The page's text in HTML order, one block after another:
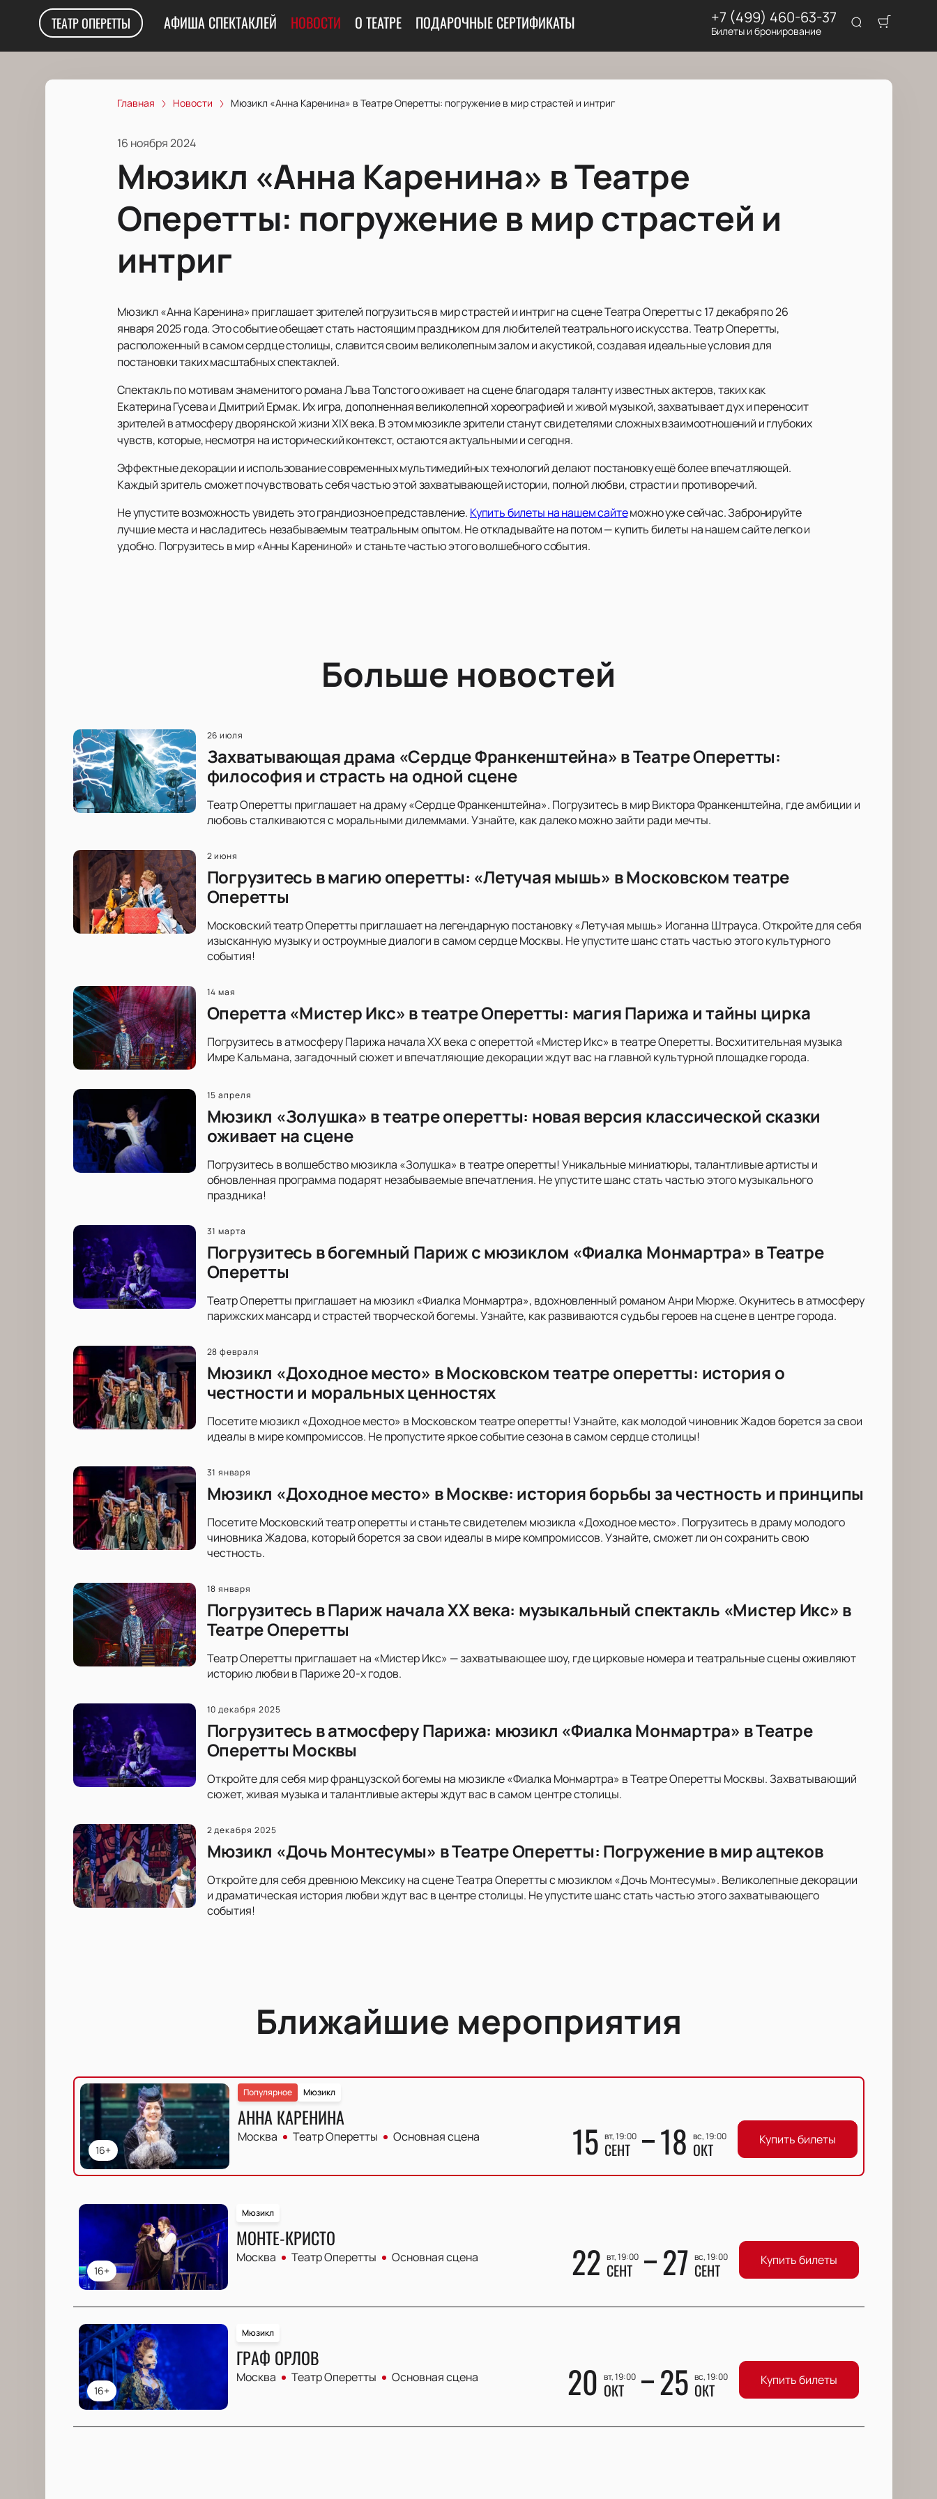
ТЕАТР ОПЕРЕТТЫ АФИША СПЕКТАКЛЕЙ НОВОСТИ О ТЕАТРЕ ПОДАРОЧНЫЕ СЕРТИФИКАТЫ +7 (499) 460-63-37
Билеты и бронирование
Главная Новости Мюзикл «Анна Каренина» в Театре Оперетты: погружение в мир страстей и интриг
16 ноября 2024
Мюзикл «Анна Каренина» в Театре
Оперетты: погружение в мир страстей и
интриг
Мюзикл «Анна Каренина» приглашает зрителей погрузиться в мир страстей и интриг на сцене Театра Оперетты с 17 декабря по 26
января 2025 года. Это событие обещает стать настоящим праздником для любителей театрального искусства. Театр Оперетты,
расположенный в самом сердце столицы, славится своим великолепным залом и акустикой, создавая идеальные условия для
постановки таких масштабных спектаклей.
Спектакль по мотивам знаменитого романа Льва Толстого оживает на сцене благодаря таланту известных актеров, таких как
Екатерина Гусева и Дмитрий Ермак. Их игра, дополненная великолепной хореографией и живой музыкой, захватывает дух и переносит
зрителей в атмосферу дворянской жизни XIX века. В этом мюзикле зрители станут свидетелями сложных взаимоотношений и глубоких
чувств, которые, несмотря на исторический контекст, остаются актуальными и сегодня.
Эффектные декорации и использование современных мультимедийных технологий делают постановку ещё более впечатляющей.
Каждый зритель сможет почувствовать себя частью этой захватывающей истории, полной любви, страсти и противоречий.
Не упустите возможность увидеть это грандиозное представление. Купить билеты на нашем сайтеможно уже сейчас. Забронируйте
лучшие места и насладитесь незабываемым театральным опытом. Не откладывайте на потом — купить билеты на нашем сайте легко и
удобно. Погрузитесь в мир «Анны Карениной» и станьте частью этого волшебного события.
Больше новостей
26 июля
Захватывающая драма «Сердце Франкенштейна» в Театре Оперетты:
философия и страсть на одной сцене
Театр Оперетты приглашает на драму «Сердце Франкенштейна». Погрузитесь в мир Виктора Франкенштейна, где амбиции и
любовь сталкиваются с моральными дилеммами. Узнайте, как далеко можно зайти ради мечты.
2 июня
Погрузитесь в магию оперетты: «Летучая мышь» в Московском театре
Оперетты
Московский театр Оперетты приглашает на легендарную постановку «Летучая мышь» Иоганна Штрауса. Откройте для себя
изысканную музыку и остроумные диалоги в самом сердце Москвы. Не упустите шанс стать частью этого культурного
события!
14 мая
Оперетта «Мистер Икс» в театре Оперетты: магия Парижа и тайны цирка
Погрузитесь в атмосферу Парижа начала XX века с опереттой «Мистер Икс» в театре Оперетты. Восхитительная музыка
Имре Кальмана, загадочный сюжет и впечатляющие декорации ждут вас на главной культурной площадке города.
15 апреля
Мюзикл «Золушка» в театре оперетты: новая версия классической сказки
оживает на сцене
Погрузитесь в волшебство мюзикла «Золушка» в театре оперетты! Уникальные миниатюры, талантливые артисты и
обновленная программа подарят незабываемые впечатления. Не упустите шанс стать частью этого музыкального
праздника!
31 марта
Погрузитесь в богемный Париж с мюзиклом «Фиалка Монмартра» в Театре
Оперетты
Театр Оперетты приглашает на мюзикл «Фиалка Монмартра», вдохновленный романом Анри Мюрже. Окунитесь в атмосферу
парижских мансард и страстей творческой богемы. Узнайте, как развиваются судьбы героев на сцене в центре города.
28 февраля
Мюзикл «Доходное место» в Московском театре оперетты: история о
честности и моральных ценностях
Посетите мюзикл «Доходное место» в Московском театре оперетты! Узнайте, как молодой чиновник Жадов борется за свои
идеалы в мире компромиссов. Не пропустите яркое событие сезона в самом сердце столицы!
31 января
Мюзикл «Доходное место» в Москве: история борьбы за честность и принципы
Посетите Московский театр оперетты и станьте свидетелем мюзикла «Доходное место». Погрузитесь в драму молодого
чиновника Жадова, который борется за свои идеалы в мире компромиссов. Узнайте, сможет ли он сохранить свою
честность.
18 января
Погрузитесь в Париж начала XX века: музыкальный спектакль «Мистер Икс» в
Театре Оперетты
Театр Оперетты приглашает на «Мистер Икс» — захватывающее шоу, где цирковые номера и театральные сцены оживляют
историю любви в Париже 20-х годов.
10 декабря 2025
Погрузитесь в атмосферу Парижа: мюзикл «Фиалка Монмартра» в Театре
Оперетты Москвы
Откройте для себя мир французской богемы на мюзикле «Фиалка Монмартра» в Театре Оперетты Москвы. Захватывающий
сюжет, живая музыка и талантливые актеры ждут вас в самом центре столицы.
2 декабря 2025
Мюзикл «Дочь Монтесумы» в Театре Оперетты: Погружение в мир ацтеков
Откройте для себя древнюю Мексику на сцене Театра Оперетты с мюзиклом «Дочь Монтесумы». Великолепные декорации
и драматическая история любви ждут вас в центре столицы. Не упустите шанс стать частью этого захватывающего
события!
Ближайшие мероприятия
16+
Мюзикл
Популярное
АННА КАРЕНИНА
Москва Театр Оперетты Основная сцена 15 вт, 19:00
СЕНТ 18 вс, 19:00
ОКТ Купить билеты
16+
Мюзикл
МОНТЕ-КРИСТО
Москва Театр Оперетты Основная сцена 22 вт, 19:00
СЕНТ 27 вс, 19:00
СЕНТ Купить билеты
16+
Мюзикл
ГРАФ ОРЛОВ
Москва Театр Оперетты Основная сцена 20 вт, 19:00
ОКТ 25 вс, 19:00
ОКТ Купить билеты